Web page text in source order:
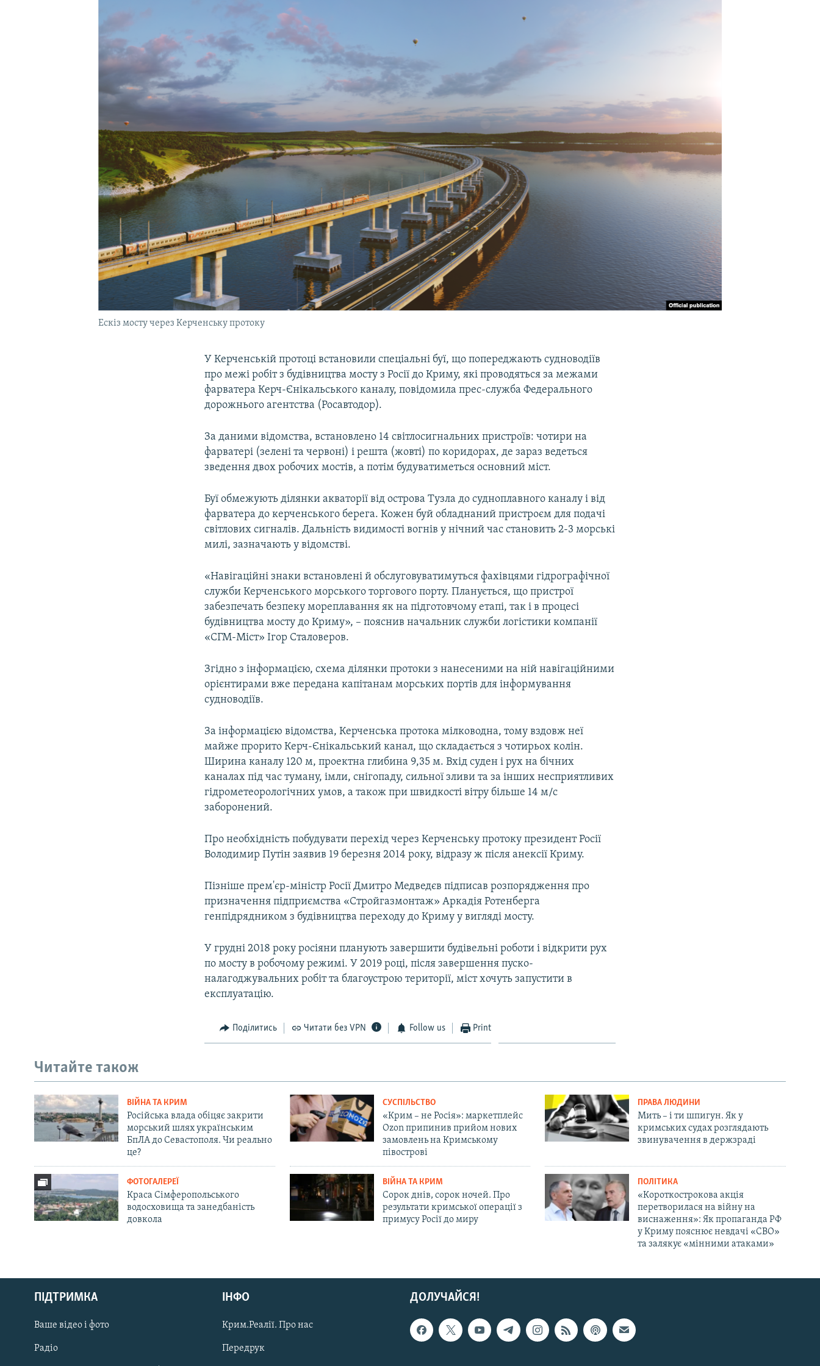
УКРАЇНСЬКА ПРОБЛЕМА КРИМУ
Русский
Qırımtatar
ДОЛУЧАЙСЯ!
Ескіз мосту через Керченську протоку
У Керченській протоці встановили спеціальні буї, що попереджають судноводіїв
про межі робіт з будівництва мосту з Росії до Криму, які проводяться за межами
фарватера Керч-Єнікальського каналу, повідомила прес-служба Федерального
дорожнього агентства (Росавтодор).
За даними відомства, встановлено 14 світлосигнальних пристроїв: чотири на
фарватері (зелені та червоні) і решта (жовті) по коридорах, де зараз ведеться
зведення двох робочих мостів, а потім будуватиметься основний міст.
Буї обмежують ділянки акваторії від острова Тузла до судноплавного каналу і від
фарватера до керченського берега. Кожен буй обладнаний пристроєм для подачі
світлових сигналів. Дальність видимості вогнів у нічний час становить 2-3 морські
милі, зазначають у відомстві.
«Навігаційні знаки встановлені й обслуговуватимуться фахівцями гідрографічної
служби Керченського морського торгового порту. Планується, що пристрої
забезпечать безпеку мореплавання як на підготовчому етапі, так і в процесі
будівництва мосту до Криму», – пояснив начальник служби логістики компанії
«СГМ-Міст» Ігор Сталоверов.
Згідно з інформацією, схема ділянки протоки з нанесеними на ній навігаційними
орієнтирами вже передана капітанам морських портів для інформування
судноводіїв.
За інформацією відомства, Керченська протока мілководна, тому вздовж неї
майже прорито Керч-Єнікальський канал, що складається з чотирьох колін.
Ширина каналу 120 м, проектна глибина 9,35 м. Вхід суден і рух на бічних
каналах під час туману, імли, снігопаду, сильної зливи та за інших несприятливих
гідрометеорологічних умов, а також при швидкості вітру більше 14 м/с
заборонений.
Про необхідність побудувати перехід через Керченську протоку президент Росії
Володимир Путін заявив 19 березня 2014 року, відразу ж після анексії Криму.
Пізніше прем'єр-міністр Росії Дмитро Медведєв підписав розпорядження про
призначення підприємства «Стройгазмонтаж» Аркадія Ротенберга
генпідрядником з будівництва переходу до Криму у вигляді мосту.
У грудні 2018 року росіяни планують завершити будівельні роботи і відкрити рух
по мосту в робочому режимі. У 2019 році, після завершення пуско-
налагоджувальних робіт та благоустрою території, міст хочуть запустити в
експлуатацію.
Поділитись Читати без VPN Follow us Print
Читайте також
ВІЙНА ТА КРИМ
Російська влада обіцяє закрити
морський шлях українським
БпЛА до Севастополя. Чи реально
це?
СУСПІЛЬСТВО
«Крим – не Росія»: маркетплейс
Ozon припинив прийом нових
замовлень на Кримському
півострові
ПРАВА ЛЮДИНИ
Мить – і ти шпигун. Як у
кримських судах розглядають
звинувачення в держзраді
ФОТОГАЛЕРЕЇ
Краса Сімферопольського
водосховища та занедбаність
довкола
ВІЙНА ТА КРИМ
Сорок днів, сорок ночей. Про
результати кримської операції з
примусу Росії до миру
ПОЛІТИКА
«Короткострокова акція
перетворилася на війну на
виснаження»: Як пропаганда РФ
у Криму пояснює невдачі «СВО»
та залякує «мінними атаками»
ДОЛУЧАЙСЯ!
ПІДТРИМКА
Ваше відео і фото
Радіо
ІНФО
Крим.Реалії. Про нас
Передрук